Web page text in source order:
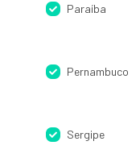
Paraíba
Pernambuco
Sergipe